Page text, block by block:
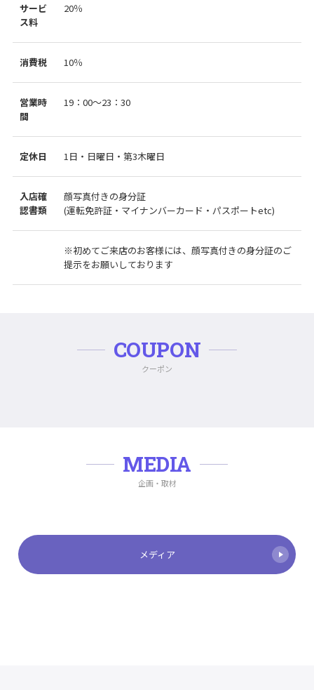
サービ
ス料
20％
消費税 10％
営業時
間
19：00～23：30
定休日 1日・日曜日・第3木曜日
入店確
認書類
顔写真付きの身分証
(運転免許証・マイナンバーカード・パスポートetc)
※初めてご来店のお客様には、顔写真付きの身分証のご
提示をお願いしております
COUPON
クーポン
MEDIA
企画・取材
メディア